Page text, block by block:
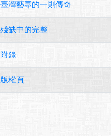
臺灣藝專的一則傳奇
殘缺中的完整
附錄
版權頁